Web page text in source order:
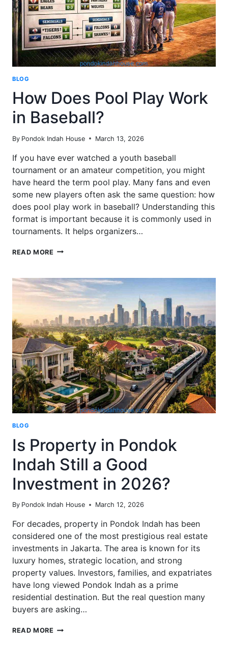
BLOG
How Does Pool Play Work
in Baseball?
By Pondok Indah House March 13, 2026
If you have ever watched a youth baseball
tournament or an amateur competition, you might
have heard the term pool play. Many fans and even
some new players often ask the same question: how
does pool play work in baseball? Understanding this
format is important because it is commonly used in
tournaments. It helps organizers…
READ MORE HOW
PLAY
WORK
IN
BASEBALL?
BLOG
Is Property in Pondok
Indah Still a Good
Investment in 2026?
By Pondok Indah House March 12, 2026
For decades, property in Pondok Indah has been
considered one of the most prestigious real estate
investments in Jakarta. The area is known for its
luxury homes, strategic location, and strong
property values. Investors, families, and expatriates
have long viewed Pondok Indah as a prime
residential destination. But the real question many
buyers are asking…
READ MORE IS